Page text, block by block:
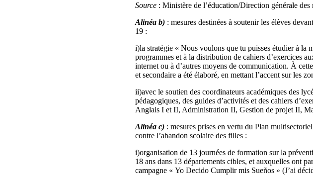
Source : Ministère de l’éducation/Direction générale des
Alinéa b) : mesures destinées à soutenir les élèves
19 :
i)la stratégie « Nous voulons que tu puisses étudier à
programmes et à la distribution de cahiers d’exercices
internet ou à d’autres moyens de communication. À
et secondaire a été élaboré, en mettant l’accent sur les
ii)avec le soutien des coordinateurs académiques des
pédagogiques, des guides d’activités et des cahiers
Anglais I et II, Administration II, Gestion de projet II,
Alinéa c) : mesures prises en vertu du Plan
contre l’abandon scolaire des filles :
i)organisation de 13 journées de formation sur la
18 ans dans 13 départements cibles, et auxquelles ont
campagne « Yo Decido Cumplir mis Sueños » (J’ai